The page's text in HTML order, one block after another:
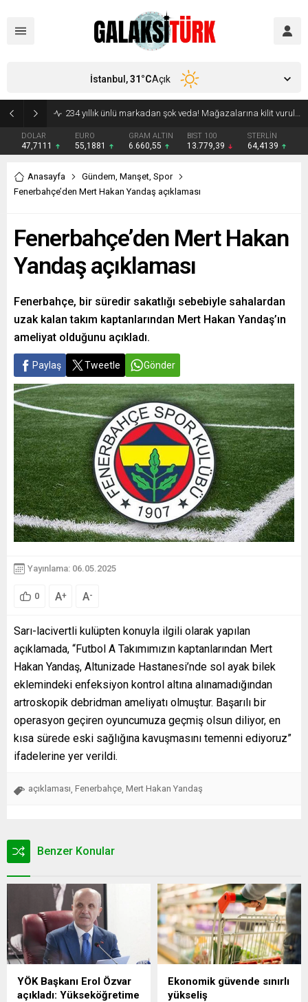
234 yıllık ünlü markadan şok veda! Mağazalarına kilit vuruluyor
DOLAR
47,7111
EURO
55,1881
GRAM ALTIN
6.660,55
BIST 100
13.779,39
STERLİN
64,4139
İstanbul,31°CAçık
Anasayfa Gündem, Manşet, Spor
Fenerbahçe’den Mert Hakan Yandaş açıklaması
Fenerbahçe’den Mert Hakan
Yandaş açıklaması
Fenerbahçe, bir süredir sakatlığı sebebiyle sahalardan
uzak kalan takım kaptanlarından Mert Hakan Yandaş’ın
ameliyat olduğunu açıkladı.
Paylaş Tweetle Gönder
Yayınlama: 06.05.2025
0 A+ A-
Sarı-lacivertli kulüpten konuyla ilgili olarak yapılan
açıklamada, “Futbol A Takımımızın kaptanlarından Mert
Hakan Yandaş, Altunizade Hastanesi’nde sol ayak bilek
eklemindeki enfeksiyon kontrol altına alınamadığından
artroskopik debridman ameliyatı olmuştur. Başarılı bir
operasyon geçiren oyuncumuza geçmiş olsun diliyor, en
kısa sürede eski sağlığına kavuşmasını temenni ediyoruz”
ifadelerine yer verildi.
açıklaması Fenerbahçe Mert Hakan Yandaş
Benzer Konular
YÖK Başkanı Erol Özvar
açıkladı: Yükseköğretime
Ekonomik güvende sınırlı
yükseliş